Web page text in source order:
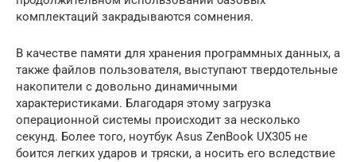
комплектаций закрадываются сомнения.
В качестве памяти для хранения программных данных, а
также файлов пользователя, выступают твердотельные
накопители с довольно динамичными
характеристиками. Благодаря этому загрузка
операционной системы происходит за несколько
секунд. Более того, ноутбук Asus ZenBook UX305 не
боится легких ударов и тряски, а носить его вследствие